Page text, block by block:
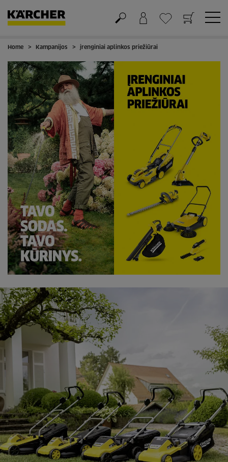
Krepšelis
Mėgstamiausių sąrašas
Home Kampanijos įrenginiai aplinkos priežiūrai